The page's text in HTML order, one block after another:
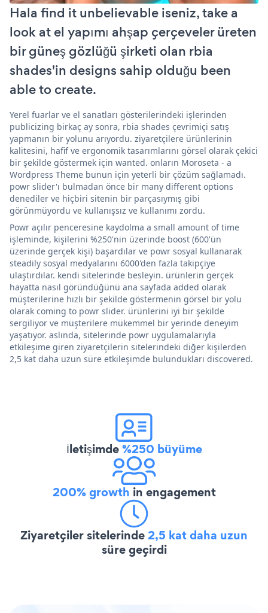
Hala find it unbelievable iseniz, take a
look at el yapımı ahşap çerçeveler üreten
bir güneş gözlüğü şirketi olan rbia
shades'in designs sahip olduğu been
able to create.
Yerel fuarlar ve el sanatları gösterilerindeki işlerinden
publicizing birkaç ay sonra, rbia shades çevrimiçi satış
yapmanın bir yolunu arıyordu. ziyaretçilere ürünlerinin
kalitesini, hafif ve ergonomik tasarımlarını görsel olarak çekici
bir şekilde göstermek için wanted. onların Moroseta - a
Wordpress Theme bunun için yeterli bir çözüm sağlamadı.
powr slider'ı bulmadan önce bir many different options
denediler ve hiçbiri sitenin bir parçasıymış gibi
görünmüyordu ve kullanışsız ve kullanımı zordu.
Powr açılır penceresine kaydolma a small amount of time
işleminde, kişilerini %250'nin üzerinde boost (600'ün
üzerinde gerçek kişi) başardılar ve powr sosyal kullanarak
steadily sosyal medyalarını 6000'den fazla takipçiye
ulaştırdılar. kendi sitelerinde besleyin. ürünlerin gerçek
hayatta nasıl göründüğünü ana sayfada added olarak
müşterilerine hızlı bir şekilde göstermenin görsel bir yolu
olarak coming to powr slider. ürünlerini iyi bir şekilde
sergiliyor ve müşterilere mükemmel bir yerinde deneyim
yaşatıyor. aslında, sitelerinde powr uygulamalarıyla
etkileşime giren ziyaretçilerin sitelerindeki diğer kişilerden
2,5 kat daha uzun süre etkileşimde bulundukları discovered.
İletişimde%250 büyüme
200% growth in engagement
Ziyaretçiler sitelerinde2,5 kat daha uzun
süre geçirdi